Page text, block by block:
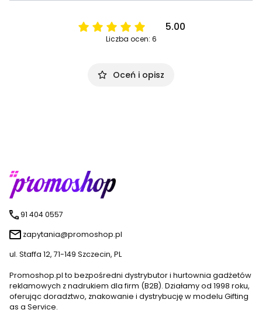
5.00
Liczba ocen: 6
Oceń i opisz
91 404 0557
zapytania@promoshop.pl
ul. Staffa 12, 71-149 Szczecin, PL
Promoshop.pl to bezpośredni dystrybutor i hurtownia gadżetów
reklamowych z nadrukiem dla firm (B2B). Działamy od 1998 roku,
oferując doradztwo, znakowanie i dystrybucję w modelu Gifting
as a Service.